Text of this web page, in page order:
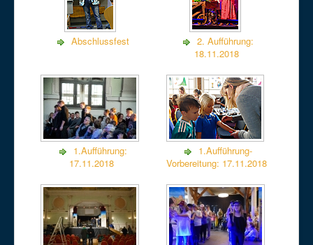
Abschlussfest
2. Aufführung:
18.11.2018
1.Aufführung:
17.11.2018
1.Aufführung-
Vorbereitung: 17.11.2018